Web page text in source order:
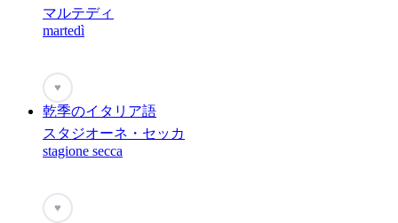
マルテディ
martedì
♥
乾季のイタリア語
スタジオーネ・セッカ
stagione secca
♥